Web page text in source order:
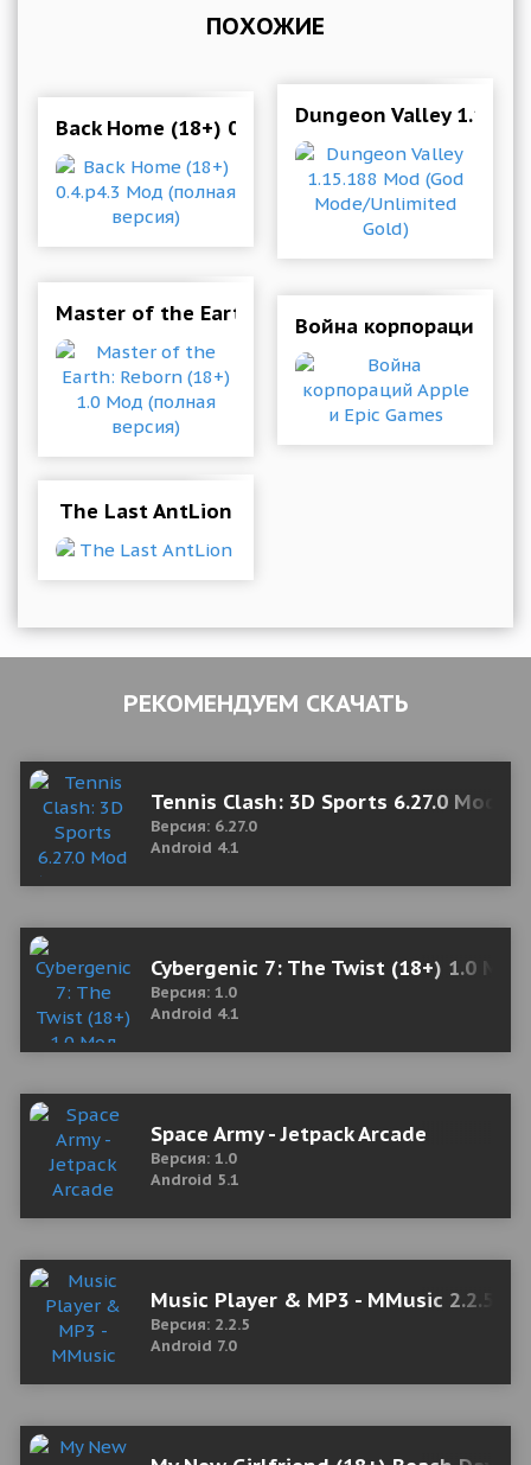
ПОХОЖИЕ
Back Home (18+) 0.4.p4.3 Мод (полная версия)
Dungeon Valley
Master of the Earth: Reborn (18+) 1.0 Мод
Война корпораций
The Last AntLion
РЕКОМЕНДУЕМ СКАЧАТЬ
Tennis Clash: 3D Sports 6.27.0 Mod
Версия: 6.27.0
Android 4.1
Cybergenic 7: The Twist (18+) 1.0
Версия: 1.0
Android 4.1
Space Army - Jetpack Arcade
Версия: 1.0
Android 5.1
Music Player & MP3 - MMusic 2.2.5
Версия: 2.2.5
Android 7.0